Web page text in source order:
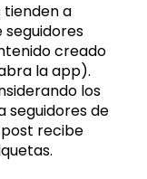
tienden a
creado
la app).
los
seguidores de
recibe